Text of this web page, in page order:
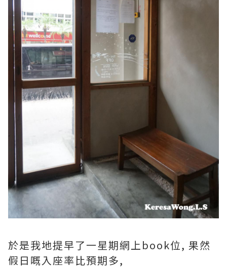
於是我地提早了一星期網上book位, 果然
假日嘅入座率比預期多,